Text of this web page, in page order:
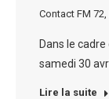
Contact FM 72
Dans le
samedi 30
Lire la suite